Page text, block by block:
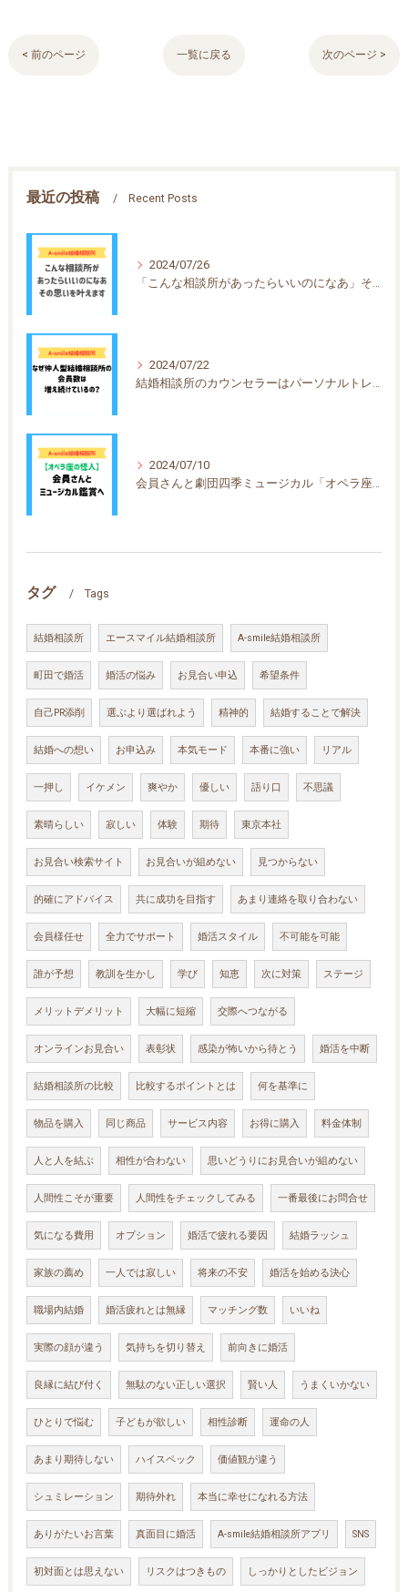
< 前のページ 一覧に戻る 次のページ >
最近の投稿 Recent Posts
2024/07/26
「こんな相談所があったらいいのになあ」その思いを叶えます！
2024/07/22
結婚相談所のカウンセラーはパーソナルトレーナー？
2024/07/10
会員さんと劇団四季ミュージカル「オペラ座の怪人」を鑑賞しました
タグ Tags
結婚相談所 エースマイル結婚相談所 A-smile結婚相談所
町田で婚活 婚活の悩み お見合い申込 希望条件
自己PR添削 選ぶより選ばれよう 精神的 結婚することで解決
結婚への想い お申込み 本気モード 本番に強い リアル
一押し イケメン 爽やか 優しい 語り口 不思議
素晴らしい 寂しい 体験 期待 東京本社
お見合い検索サイト お見合いが組めない 見つからない
的確にアドバイス 共に成功を目指す あまり連絡を取り合わない
会員様任せ 全力でサポート 婚活スタイル 不可能を可能
誰が予想 教訓を生かし 学び 知恵 次に対策 ステージ
メリットデメリット 大幅に短縮 交際へつながる
オンラインお見合い 表彰状 感染が怖いから待とう 婚活を中断
結婚相談所の比較 比較するポイントとは 何を基準に
物品を購入 同じ商品 サービス内容 お得に購入 料金体制
人と人を結ぶ 相性が合わない 思いどうりにお見合いが組めない
人間性こそが重要 人間性をチェックしてみる 一番最後にお問合せ
気になる費用 オプション 婚活で疲れる要因 結婚ラッシュ
家族の薦め 一人では寂しい 将来の不安 婚活を始める決心
職場内結婚 婚活疲れとは無縁 マッチング数 いいね
実際の顔が違う 気持ちを切り替え 前向きに婚活
良縁に結び付く 無駄のない正しい選択 賢い人 うまくいかない
ひとりで悩む 子どもが欲しい 相性診断 運命の人
あまり期待しない ハイスペック 価値観が違う
シュミレーション 期待外れ 本当に幸せになれる方法
ありがたいお言葉 真面目に婚活 A-smile結婚相談所アプリ SNS
初対面とは思えない リスクはつきもの しっかりとしたビジョン